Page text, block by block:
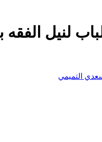
لنيل
التميمي